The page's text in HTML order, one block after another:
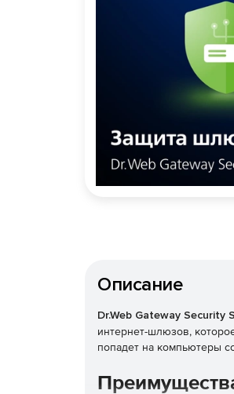
Описание
Dr.Web Gateway Security
интернет-шлюзов,
попадет на компьютеры